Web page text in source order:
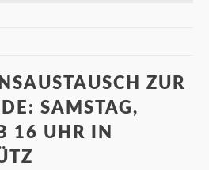
ZUR
SAMSTAG,
16 UHR IN